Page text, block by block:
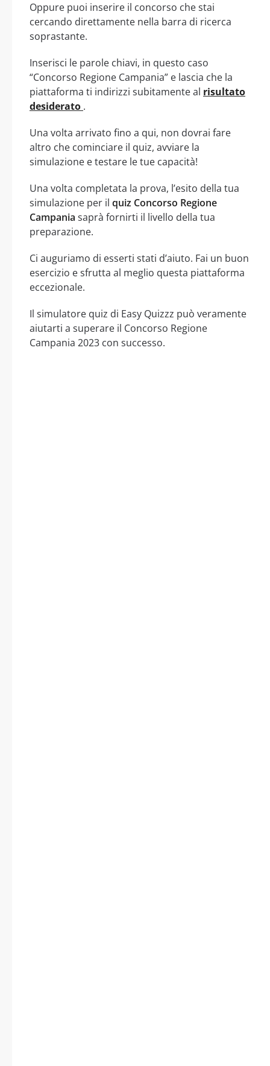
Oppure puoi inserire il concorso che stai
cercando direttamente nella barra di ricerca
soprastante.
Inserisci le parole chiavi, in questo caso
“Concorso Regione Campania” e lascia che la
piattaforma ti indirizzi subitamente al risultato
desiderato .
Una volta arrivato fino a qui, non dovrai fare
altro che cominciare il quiz, avviare la
simulazione e testare le tue capacità!
Una volta completata la prova, l’esito della tua
simulazione per il quiz Concorso Regione
Campania saprà fornirti il livello della tua
preparazione.
Ci auguriamo di esserti stati d’aiuto. Fai un buon
esercizio e sfrutta al meglio questa piattaforma
eccezionale.
Il simulatore quiz di Easy Quizzz può veramente
aiutarti a superare il Concorso Regione
Campania 2023 con successo.